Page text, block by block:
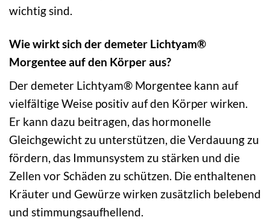
wichtig sind.
Wie wirkt sich der demeter Lichtyam®
Morgentee auf den Körper aus?
Der demeter Lichtyam® Morgentee kann auf
vielfältige Weise positiv auf den Körper wirken.
Er kann dazu beitragen, das hormonelle
Gleichgewicht zu unterstützen, die Verdauung zu
fördern, das Immunsystem zu stärken und die
Zellen vor Schäden zu schützen. Die enthaltenen
Kräuter und Gewürze wirken zusätzlich belebend
und stimmungsaufhellend.